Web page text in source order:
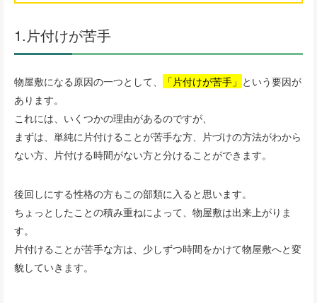
1.片付けが苦手
物屋敷になる原因の一つとして、 「片付けが苦手」 という要因が
あります。
これには、いくつかの理由があるのですが、
まずは、単純に片付けることが苦手な方、片づけの方法がわから
ない方、片付ける時間がない方と分けることができます。
後回しにする性格の方もこの部類に入ると思います。
ちょっとしたことの積み重ねによって、物屋敷は出来上がりま
す。
片付けることが苦手な方は、少しずつ時間をかけて物屋敷へと変
貌していきます。